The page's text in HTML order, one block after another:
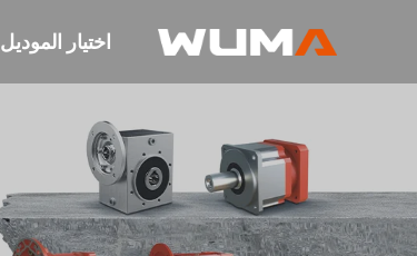
اختيار الموديل